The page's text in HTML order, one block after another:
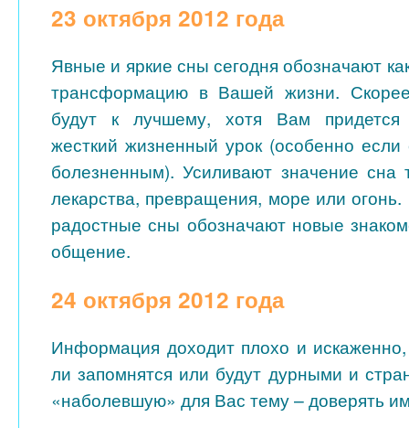
23 октября 2012 года
Явные и яркие сны сегодня обозначают
трансформацию в Вашей жизни.
будут к лучшему, хотя Вам придется
жесткий жизненный урок (особенно
болезненным). Усиливают значение сна
лекарства, превращения, море или
радостные сны обозначают новые
общение.
24 октября 2012 года
Информация доходит плохо и
ли запомнятся или будут дурными и
«наболевшую» для Вас тему – доверять